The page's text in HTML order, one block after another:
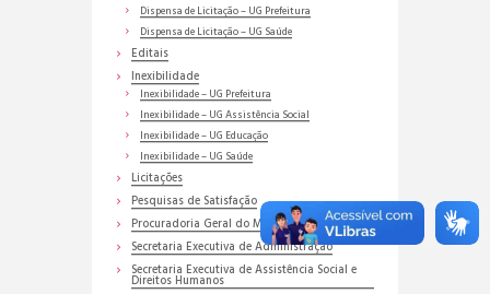
Dispensa de Licitação – UG Prefeitura
Dispensa de Licitação – UG Saúde
Editais
Inexibilidade
Inexibilidade – UG Prefeitura
Inexibilidade – UG Assistência Social
Inexibilidade – UG Educação
Inexibilidade – UG Saúde
Licitações
Pesquisas de Satisfação
Procuradoria Geral do Município
Secretaria Executiva de Administração
Secretaria Executiva de Assistência Social e
Direitos Humanos